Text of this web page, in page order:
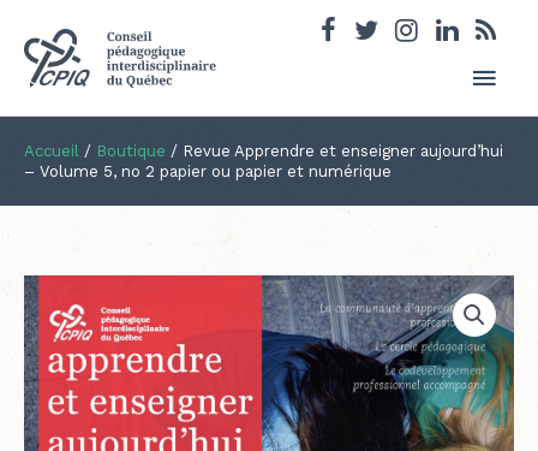
Accueil / Boutique / Revue Apprendre et enseigner aujourd’hui
– Volume 5, no 2 papier ou papier et numérique
Plage
de
prix :
12.50$
à
21.50$
quantité
de
Revue
Apprendre
et
enseigner
aujourd'hui